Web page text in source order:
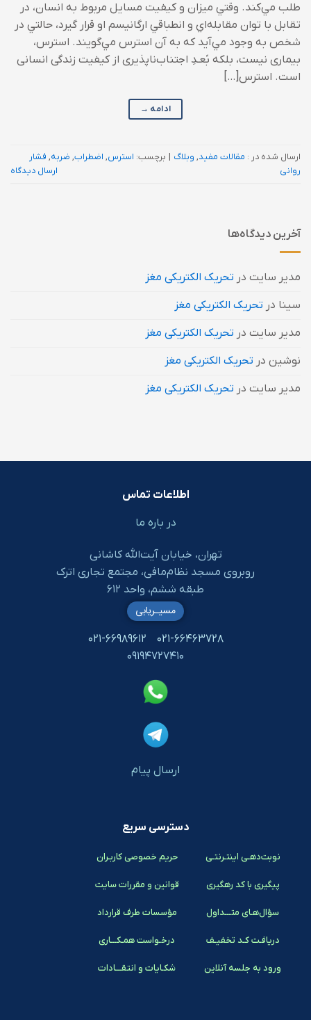
طلب مي‌كند. وقتي ميزان و كيفيت مسايل مربوط به انسان، در
تقابل با توان مقابله‌اي و انطباقي ارگانيسم او قرار گيرد، حالتي در
شخص به وجود مي‌آيد كه به آن استرس مي‌گويند. استرس،
بيماری نيست، بلكه بًعـدِ اجتناب‌ناپذيری از كيفيت زندگی انسانی
است. استرس[…]
ادامه →
ارسال شده در : مقالات مفید, وبلاگ | برچسب: استرس, اضطراب, ضربه, فشار
روانی
ارسال دیدگاه
آخرین دیدگاه‌ها
مدیر سایت در تحریک الکتریکی مغز
سینا در تحریک الکتریکی مغز
مدیر سایت در تحریک الکتریکی مغز
نوشین در تحریک الکتریکی مغز
مدیر سایت در تحریک الکتریکی مغز
اطلاعات تماس
در باره ما
تهران، خیابان آیت‌الله کاشانی
روبروی مسجد نظام‌مافی، مجتمع تجاری اترک
طبقه ششم، واحد ۶۱۲
۰۲۱-۶۶۴۶۳۷۲۸
۰۲۱-۶۶۹۸۹۶۱۲
۰۹۱۹۴۷۲۷۴۱۰
ارسال پیام
مسیـریابی
دسترسی سریع
نوبت‌دهـی اینتـرنتـی
پیگیری با کد رهگیری
سؤال‌هـای متـــداول
دریافـت کـد تخفیـف
ورود به جلسه آنلاین
حریم خصوصی کاربـران
قوانین و مقررات سایت
مؤسسات طرف قرارداد
درخـواست همـکـــاری
شکـایات و انتقـــادات